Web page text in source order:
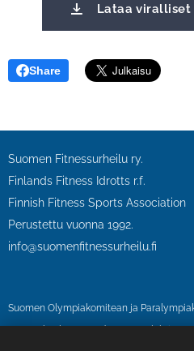
Lataa
Share
Suomen Fitnessurheilu ry.
Finlands Fitness Idrotts r.f.
Finnish Fitness Sports Association
Perustettu vuonna 1992.
info@suomenfitnessurheilu.fi
Suomen Olympiakomitean ja